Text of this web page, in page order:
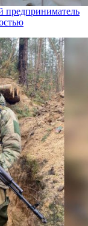
предприниматель